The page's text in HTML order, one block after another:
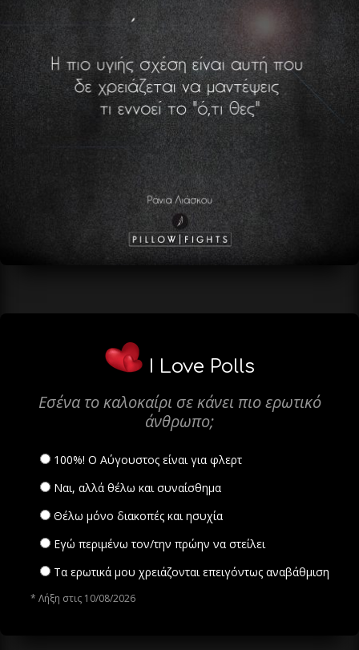
I Love Polls
Εσένα το καλοκαίρι σε κάνει πιο ερωτικό
άνθρωπο;
100%! Ο Αύγουστος είναι για φλερτ
Ναι, αλλά θέλω και συναίσθημα
Θέλω μόνο διακοπές και ησυχία
Εγώ περιμένω τον/την πρώην να στείλει
Τα ερωτικά μου χρειάζονται επειγόντως αναβάθμιση
* Λήξη στις 10/08/2026